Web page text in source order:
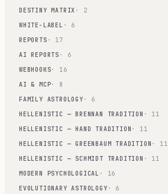
DESTINY MATRIX · 2
WHITE-LABEL · 6
REPORTS · 17
AI REPORTS · 6
WEBHOOKS· 16
AI & MCP· 8
FAMILY ASTROLOGY · 6
HELLENISTIC — BRENNAN TRADITION · 11
HELLENISTIC — HAND TRADITION · 11
HELLENISTIC — GREENBAUM TRADITION · 11
HELLENISTIC — SCHMIDT TRADITION · 11
MODERN PSYCHOLOGICAL · 16
EVOLUTIONARY ASTROLOGY · 6